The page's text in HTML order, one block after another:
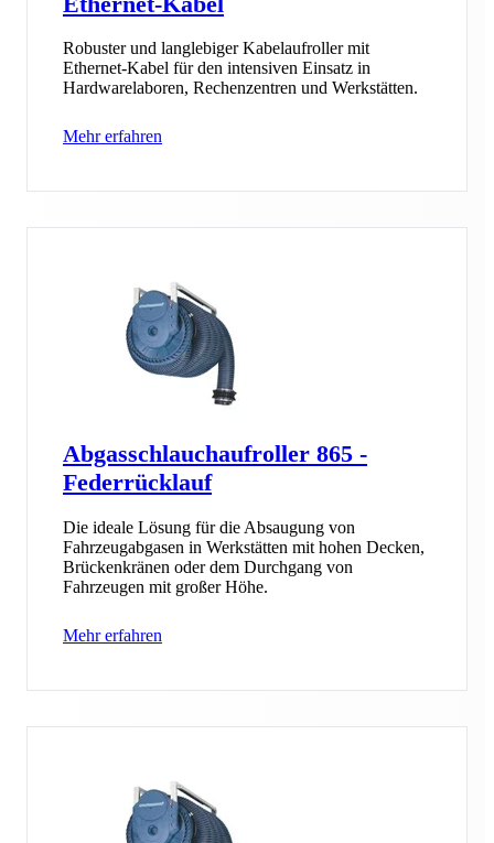
Robuster und langlebiger Kabelaufroller mit
Ethernet-Kabel für den intensiven Einsatz in
Hardwarelaboren, Rechenzentren und Werkstätten.
Mehr erfahren
Abgasschlauchaufroller 865 -
Federrücklauf
Die ideale Lösung für die Absaugung von
Fahrzeugabgasen in Werkstätten mit hohen Decken,
Brückenkränen oder dem Durchgang von
Fahrzeugen mit großer Höhe.
Mehr erfahren